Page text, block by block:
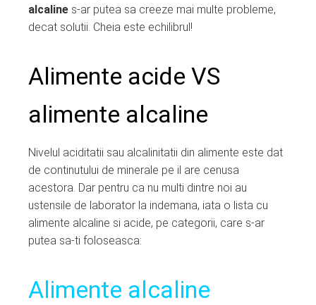
alcaline s-ar putea sa creeze mai multe probleme,
decat solutii. Cheia este echilibrul!
Alimente acide VS
alimente alcaline
Nivelul aciditatii sau alcalinitatii din alimente este dat
de continutului de minerale pe il are cenusa
acestora. Dar pentru ca nu multi dintre noi au
ustensile de laborator la indemana, iata o lista cu
alimente alcaline si acide, pe categorii, care s-ar
putea sa-ti foloseasca:
Alimente alcaline